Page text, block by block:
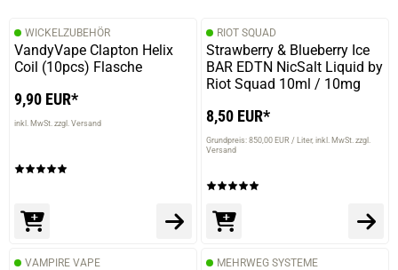
WICKELZUBEHÖR
VandyVape Clapton Helix
Coil (10pcs) Flasche
9,90 EUR*
inkl. MwSt. zzgl. Versand
RIOT SQUAD
Strawberry & Blueberry Ice
BAR EDTN NicSalt Liquid by
Riot Squad 10ml / 10mg
8,50 EUR*
Grundpreis: 850,00 EUR / Liter inkl. MwSt. zzgl.
Versand
VAMPIRE VAPE MEHRWEG SYSTEME